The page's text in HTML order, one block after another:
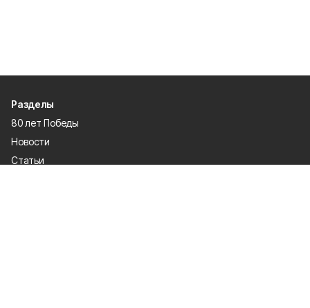
Разделы
80 лет Победы
Новости
Статьи